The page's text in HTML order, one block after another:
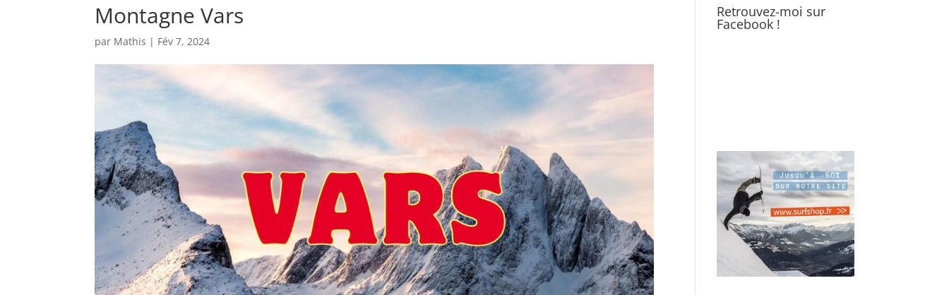
Montagne Vars
par Mathis | Fév 7, 2024
Retrouvez-moi sur
Facebook !